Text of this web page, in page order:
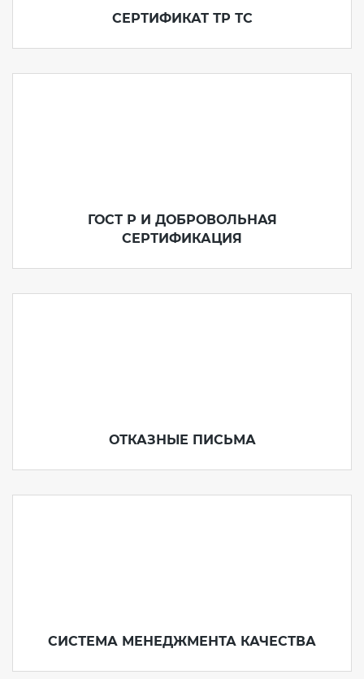
СЕРТИФИКАТ ТР ТС
ГОСТ Р И ДОБРОВОЛЬНАЯ
СЕРТИФИКАЦИЯ
ОТКАЗНЫЕ ПИСЬМА
СИСТЕМА МЕНЕДЖМЕНТА КАЧЕСТВА